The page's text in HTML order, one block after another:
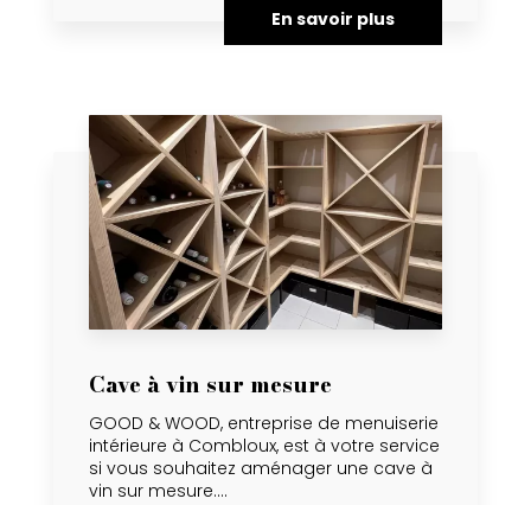
En savoir plus
Cave à vin sur mesure
GOOD & WOOD, entreprise de menuiserie
intérieure à Combloux, est à votre service
si vous souhaitez aménager une cave à
vin sur mesure....